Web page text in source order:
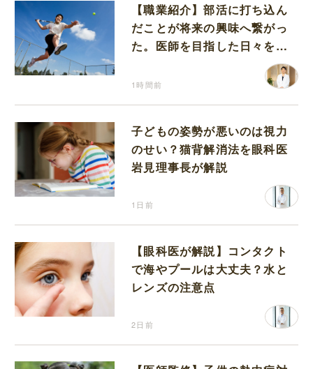
【職業紹介】部活に打ち込ん
だことが将来の興味へ繋がっ
た。医師を目指した日々を振
1時間前
子どもの姿勢が悪いのは視力
のせい？猫背解消法を眼科医
岩見理事長が解説
1日前
【眼科医が解説】コンタクト
で海やプールは大丈夫？水と
レンズの注意点
2日前